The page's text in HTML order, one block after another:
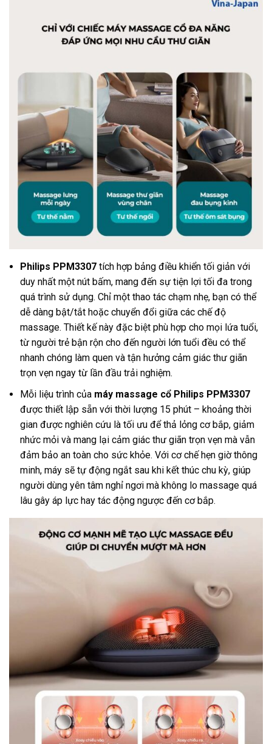
Philips PPM3307 tích hợp bảng điều khiển tối giản với
duy nhất một nút bấm, mang đến sự tiện lợi tối đa trong
quá trình sử dụng. Chỉ một thao tác chạm nhẹ, bạn có thể
dễ dàng bật/tắt hoặc chuyển đổi giữa các chế độ
massage. Thiết kế này đặc biệt phù hợp cho mọi lứa tuổi,
từ người trẻ bận rộn cho đến người lớn tuổi đều có thể
nhanh chóng làm quen và tận hưởng cảm giác thư giãn
trọn vẹn ngay từ lần đầu trải nghiệm.
Mỗi liệu trình của máy massage cổ Philips PPM3307
được thiết lập sẵn với thời lượng 15 phút – khoảng thời
gian được nghiên cứu là tối ưu để thả lỏng cơ bắp, giảm
nhức mỏi và mang lại cảm giác thư giãn trọn vẹn mà vẫn
đảm bảo an toàn cho sức khỏe. Với cơ chế hẹn giờ thông
minh, máy sẽ tự động ngắt sau khi kết thúc chu kỳ, giúp
người dùng yên tâm nghỉ ngơi mà không lo massage quá
lâu gây áp lực hay tác động ngược đến cơ bắp.